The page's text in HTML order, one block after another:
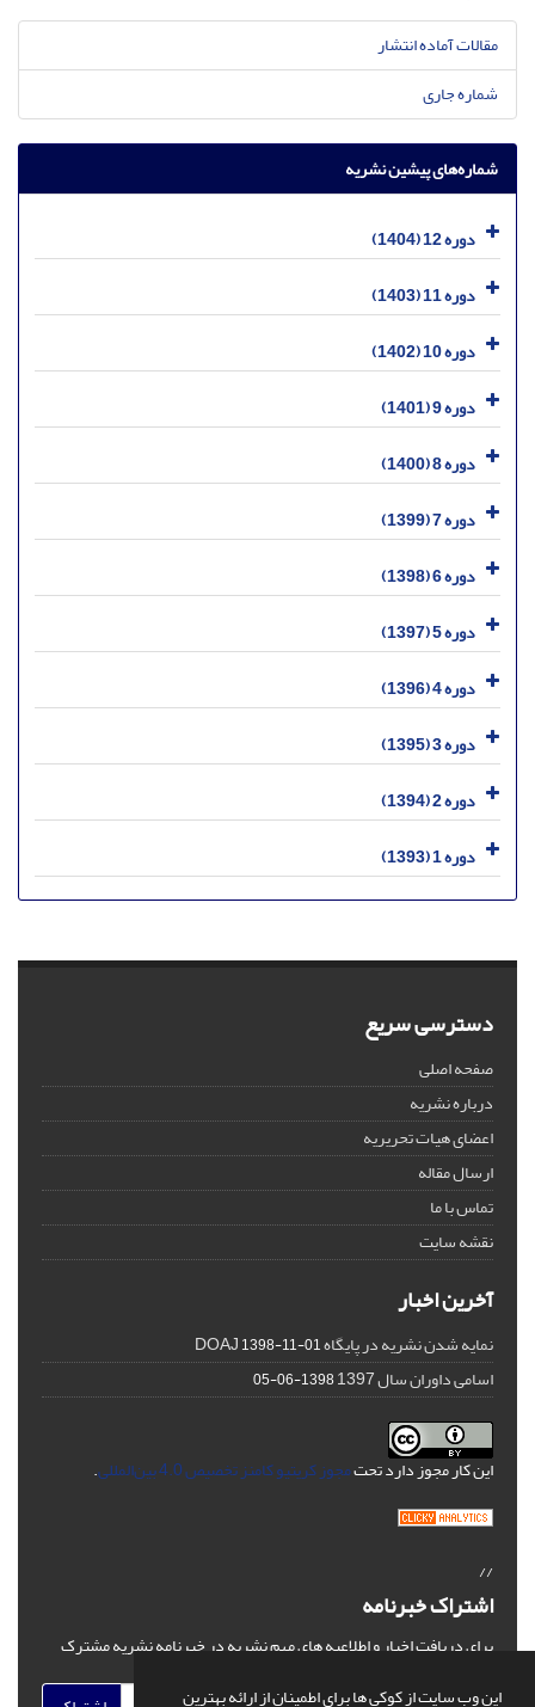
این وب سایت از کوکی ها برای اطمینان از ارائه بهترین
مقالات آماده انتشار
شماره جاری
شماره‌های پیشین نشریه
دوره 12 (1404)
دوره 11 (1403)
دوره 10 (1402)
دوره 9 (1401)
دوره 8 (1400)
دوره 7 (1399)
دوره 6 (1398)
دوره 5 (1397)
دوره 4 (1396)
دوره 3 (1395)
دوره 2 (1394)
دوره 1 (1393)
دسترسی سریع
صفحه اصلی
درباره نشریه
اعضای هیات تحریریه
ارسال مقاله
تماس با ما
نقشه سایت
آخرین اخبار
نمایه شدن نشریه در پایگاه DOAJ1398-11-01
اسامی داوران سال 1397 1398-06-05
این کار مجوز دارد تحتمجوز کریتیو کامنز تخصیص 4.0 بین‌المللی .
//
اشتراک خبرنامه
برای دریافت اخبار و اطلاعیه های مهم نشریه در خبرنامه نشریه مشترک